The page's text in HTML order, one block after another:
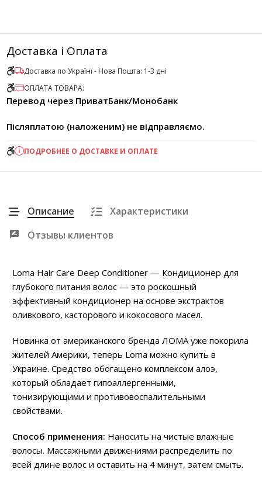
Доставка і Оплата
Доставка по Українї - Нова Пошта: 1-3 дні
ОПЛАТА ТОВАРА:
Перевод через ПриватБанк/Монобанк
Післяплатою (наложеним) не відправляємо.
ПОДРОБНЕЕ О ДОСТАВКЕ И ОПЛАТЕ
Описание
Характеристики
Отзывы клиентов
Loma Hair Care Deep Conditioner — Кондиционер для
глубокого питания волос — это роскошный
эффективный кондиционер на основе экстрактов
оливкового, касторового и кокосового масел.
Новинка от американского бренда ЛОМА уже покорила
жителей Америки, теперь Loma можно купить в
Украине. Средство обогащено комплексом алоэ,
который обладает гипоаллергенными,
тонизирующими и противовоспалительными
свойствами.
Способ применения: Наносить на чистые влажные
волосы. Массажными движениями распределить по
всей длине волос и оставить на 4 минут, затем смыть.